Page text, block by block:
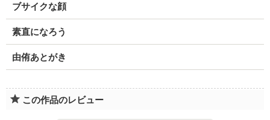
ブサイクな顔
素直になろう
由侑あとがき
この作品のレビュー